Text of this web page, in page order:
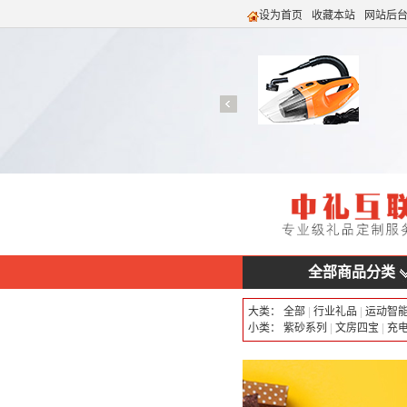
设为首页 收藏本站 网站后台
全部商品分类
大类： 全部 行业礼品
运动智
小类： 紫砂系列 文房四宝 充